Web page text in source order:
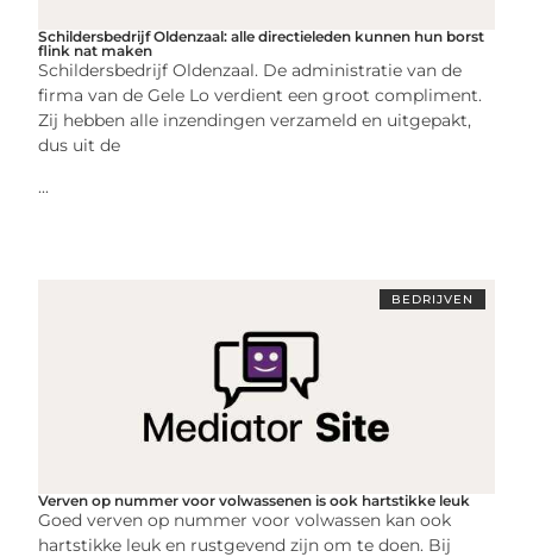
Schildersbedrijf Oldenzaal: alle directieleden kunnen hun borst
flink nat maken
Schildersbedrijf Oldenzaal. De administratie van de
firma van de Gele Lo verdient een groot compliment.
Zij hebben alle inzendingen verzameld en uitgepakt,
dus uit de
...
BEDRIJVEN
Verven op nummer voor volwassenen is ook hartstikke leuk
Goed verven op nummer voor volwassen kan ook
hartstikke leuk en rustgevend zijn om te doen. Bij